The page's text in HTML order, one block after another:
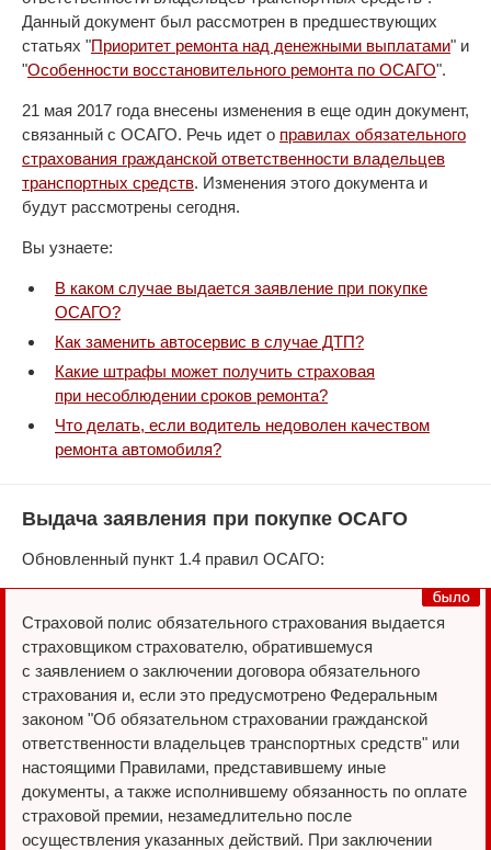
Данный документ был рассмотрен в предшествующих
статьях "Приоритет ремонта над денежными выплатами" и
"Особенности восстановительного ремонта по ОСАГО".
21 мая 2017 года внесены изменения в еще один документ,
связанный с ОСАГО. Речь идет о правилах обязательного
страхования гражданской ответственности владельцев
транспортных средств. Изменения этого документа и
будут рассмотрены сегодня.
Вы узнаете:
В каком случае выдается заявление при покупке
ОСАГО?
Как заменить автосервис в случае ДТП?
Какие штрафы может получить страховая
при несоблюдении сроков ремонта?
Что делать, если водитель недоволен качеством
ремонта автомобиля?
Выдача заявления при покупке ОСАГО
Обновленный пункт 1.4 правил ОСАГО:
Страховой полис обязательного страхования выдается
страховщиком страхователю, обратившемуся
с заявлением о заключении договора обязательного
страхования и, если это предусмотрено Федеральным
законом "Об обязательном страховании гражданской
ответственности владельцев транспортных средств" или
настоящими Правилами, представившему иные
документы, а также исполнившему обязанность по оплате
страховой премии, незамедлительно после
осуществления указанных действий. При заключении